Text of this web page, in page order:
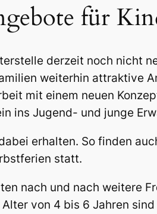
für
derzeit noch nicht
weiterhin attraktive
mit einem neuen
ins Jugend- und junge
erhalten. So finden
statt.
nach und nach weitere
von 4 bis 6 Jahren